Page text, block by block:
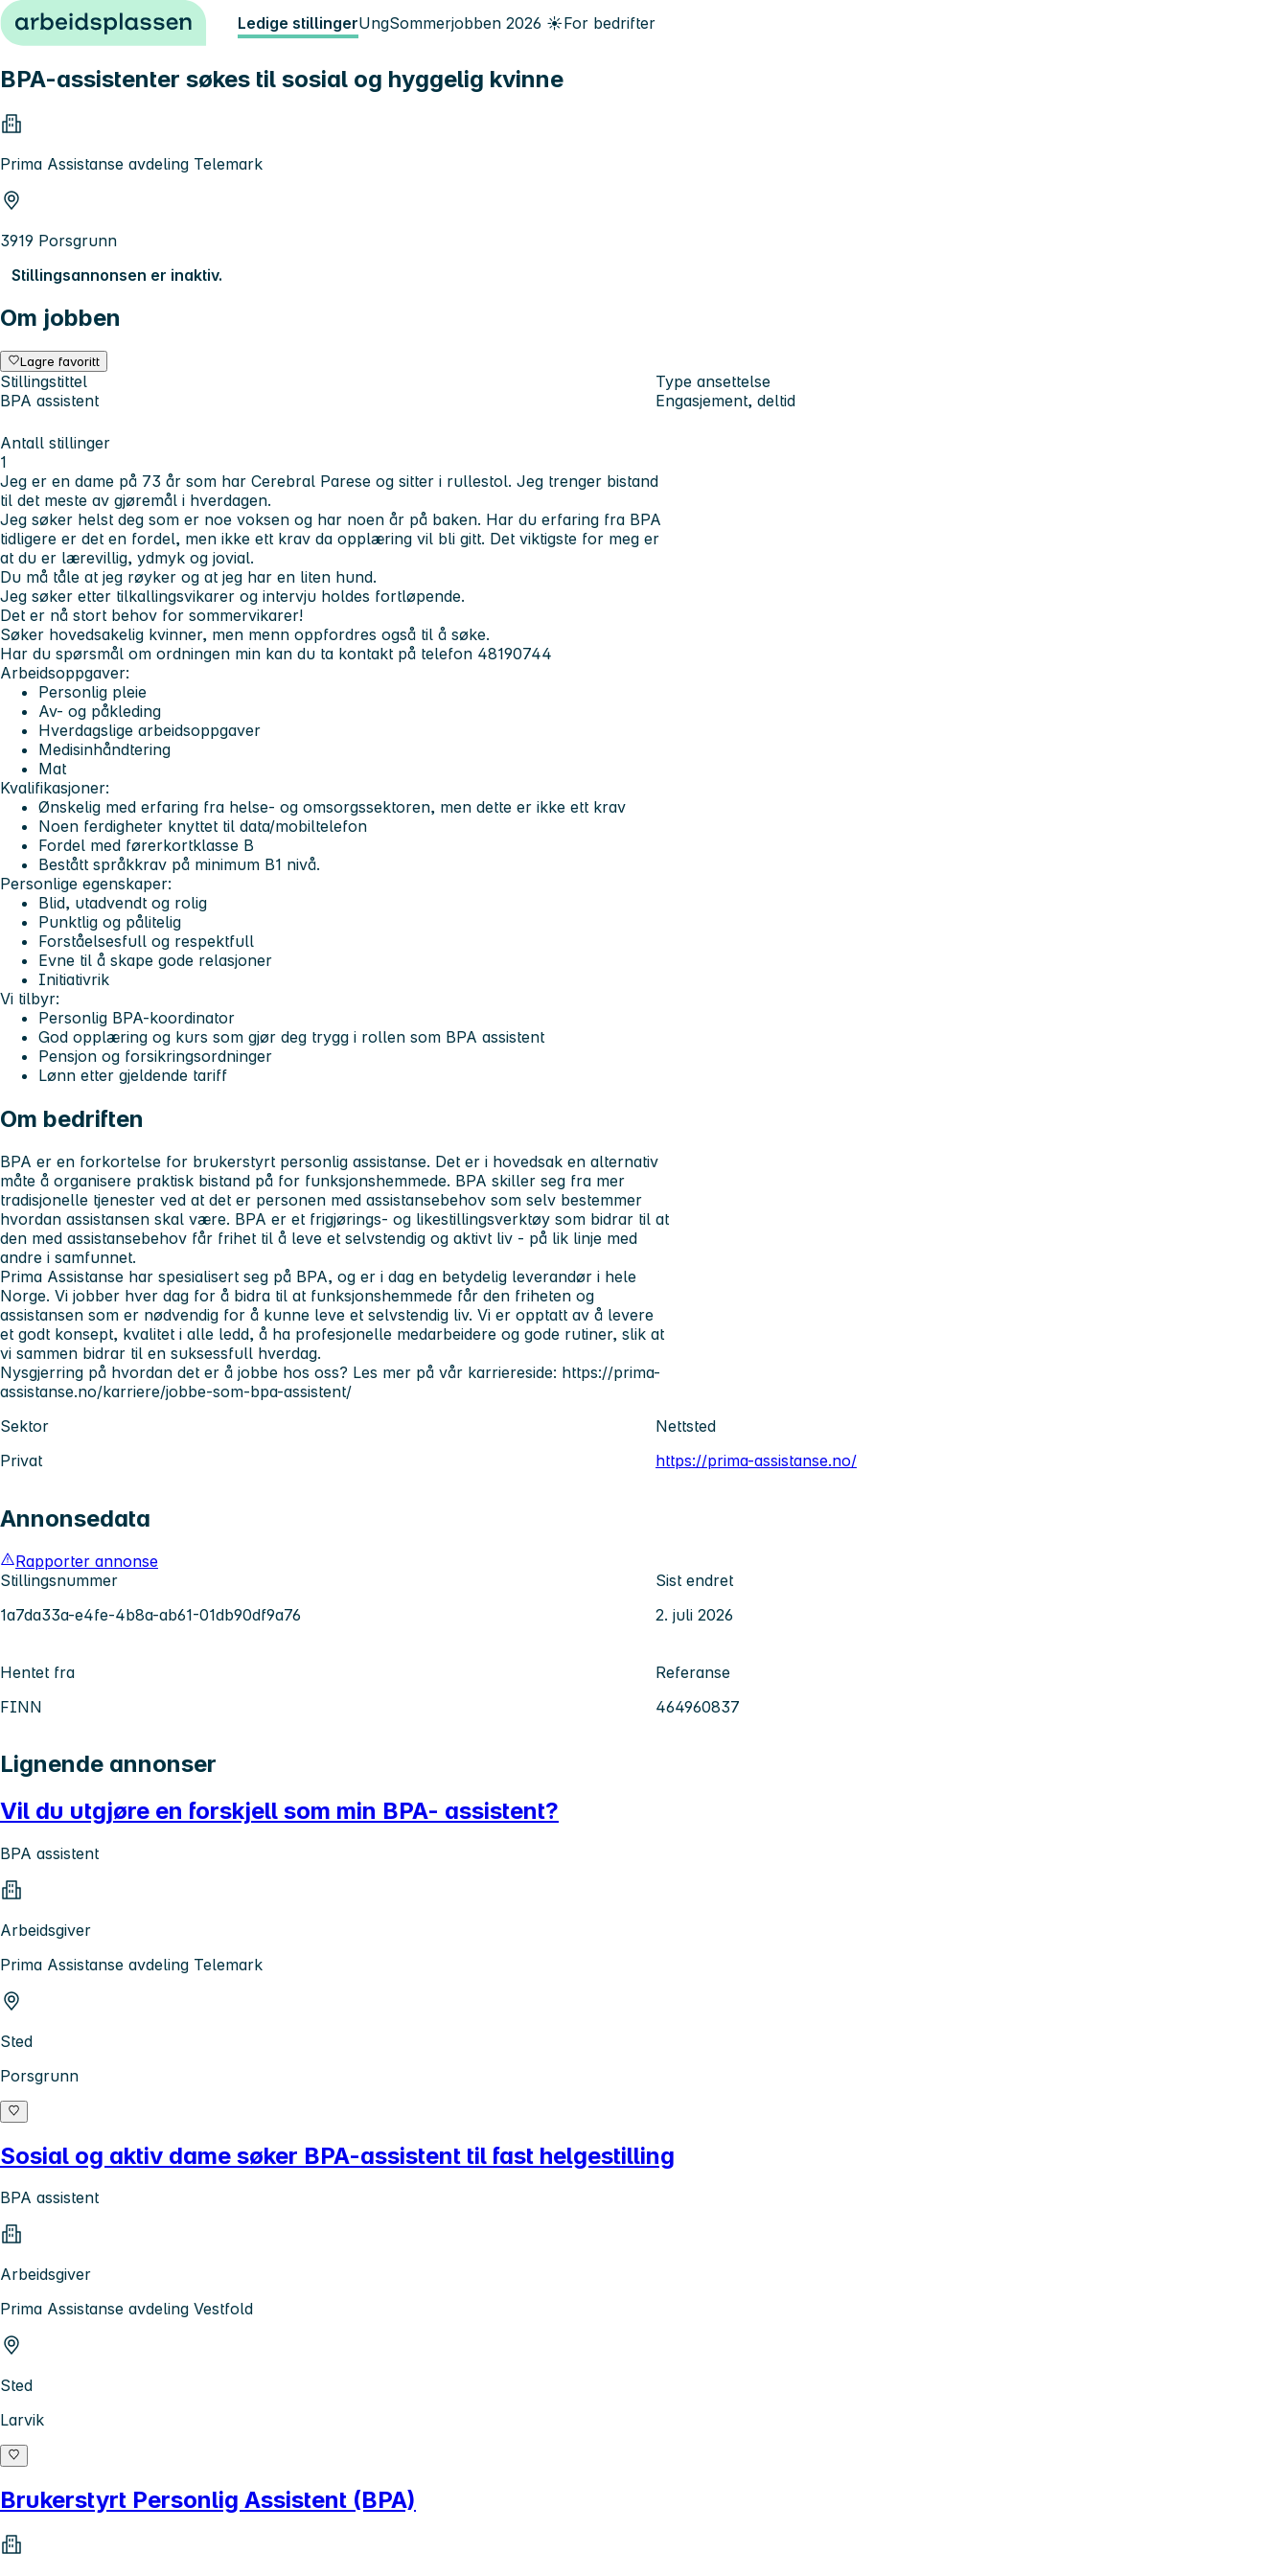
Hopp til innhold Ledige stillingerUngSommerjobben 2026 ☀️For bedrifter
BPA-assistenter søkes til sosial og hyggelig kvinne
Prima Assistanse avdeling Telemark
3919 Porsgrunn
Stillingsannonsen er inaktiv.
Om jobben
Lagre favoritt
Stillingstittel
BPA assistent
Type ansettelse
Engasjement, deltid
Antall stillinger
1
Jeg er en dame på 73 år som har Cerebral Parese og sitter i rullestol. Jeg trenger bistand
til det meste av gjøremål i hverdagen.
Jeg søker helst deg som er noe voksen og har noen år på baken. Har du erfaring fra BPA
tidligere er det en fordel, men ikke ett krav da opplæring vil bli gitt. Det viktigste for meg er
at du er lærevillig, ydmyk og jovial.
Du må tåle at jeg røyker og at jeg har en liten hund.
Jeg søker etter tilkallingsvikarer og intervju holdes fortløpende.
Det er nå stort behov for sommervikarer!
Søker hovedsakelig kvinner, men menn oppfordres også til å søke.
Har du spørsmål om ordningen min kan du ta kontakt på telefon 48190744
Arbeidsoppgaver:
Personlig pleie
Av- og påkleding
Hverdagslige arbeidsoppgaver
Medisinhåndtering
Mat
Kvalifikasjoner:
Ønskelig med erfaring fra helse- og omsorgssektoren, men dette er ikke ett krav
Noen ferdigheter knyttet til data/mobiltelefon
Fordel med førerkortklasse B
Bestått språkkrav på minimum B1 nivå.
Personlige egenskaper:
Blid, utadvendt og rolig
Punktlig og pålitelig
Forståelsesfull og respektfull
Evne til å skape gode relasjoner
Initiativrik
Vi tilbyr:
Personlig BPA-koordinator
God opplæring og kurs som gjør deg trygg i rollen som BPA assistent
Pensjon og forsikringsordninger
Lønn etter gjeldende tariff
Om bedriften
BPA er en forkortelse for brukerstyrt personlig assistanse. Det er i hovedsak en alternativ
måte å organisere praktisk bistand på for funksjonshemmede. BPA skiller seg fra mer
tradisjonelle tjenester ved at det er personen med assistansebehov som selv bestemmer
hvordan assistansen skal være. BPA er et frigjørings- og likestillingsverktøy som bidrar til at
den med assistansebehov får frihet til å leve et selvstendig og aktivt liv - på lik linje med
andre i samfunnet.
Prima Assistanse har spesialisert seg på BPA, og er i dag en betydelig leverandør i hele
Norge. Vi jobber hver dag for å bidra til at funksjonshemmede får den friheten og
assistansen som er nødvendig for å kunne leve et selvstendig liv. Vi er opptatt av å levere
et godt konsept, kvalitet i alle ledd, å ha profesjonelle medarbeidere og gode rutiner, slik at
vi sammen bidrar til en suksessfull hverdag.
Nysgjerring på hvordan det er å jobbe hos oss? Les mer på vår karriereside: https://prima-
assistanse.no/karriere/jobbe-som-bpa-assistent/
Sektor
Privat
Nettsted
https://prima-assistanse.no/
Annonsedata
Rapporter annonse
Stillingsnummer
1a7da33a-e4fe-4b8a-ab61-01db90df9a76
Sist endret
2. juli 2026
Hentet fra
FINN
Referanse
464960837
Lignende annonser
Vil du utgjøre en forskjell som min BPA- assistent?
BPA assistent
Arbeidsgiver
Prima Assistanse avdeling Telemark
Sted
Porsgrunn
Sosial og aktiv dame søker BPA-assistent til fast helgestilling
BPA assistent
Arbeidsgiver
Prima Assistanse avdeling Vestfold
Sted
Larvik
Brukerstyrt Personlig Assistent (BPA)